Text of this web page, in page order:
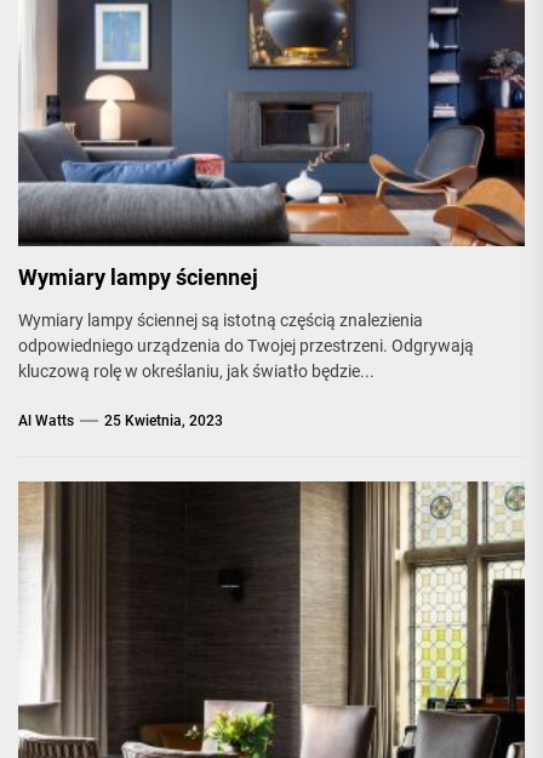
Wymiary lampy ściennej
Wymiary lampy ściennej są istotną częścią znalezienia
odpowiedniego urządzenia do Twojej przestrzeni. Odgrywają
kluczową rolę w określaniu, jak światło będzie...
Al Watts 25 Kwietnia, 2023